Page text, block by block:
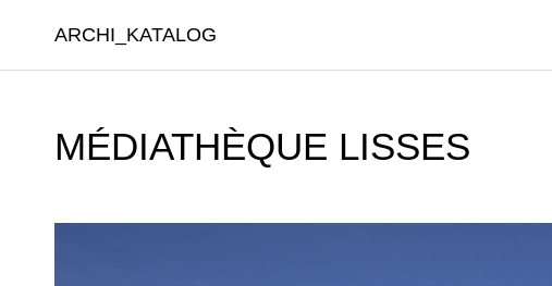
ARCHI_KATALOG
MÉDIATHÈQUE LISSES